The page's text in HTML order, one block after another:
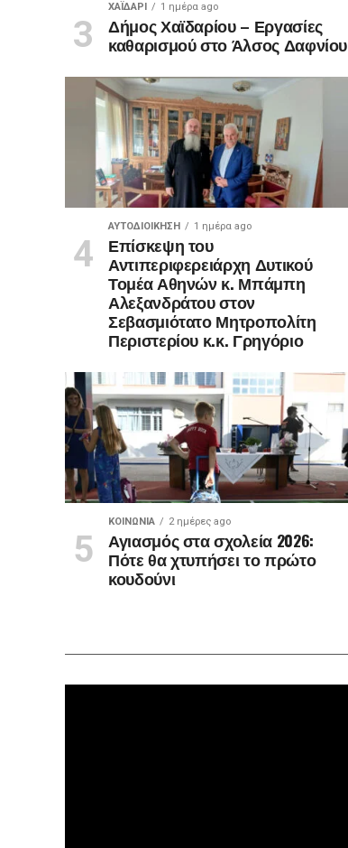
ΧΑΪΔΑΡΙ 1 ημέρα ago
Δήμος Χαϊδαρίου – Εργασίες
καθαρισμού στο Άλσος Δαφνίου
ΑΥΤΟΔΙΟΊΚΗΣΗ 1 ημέρα ago
Επίσκεψη του
Αντιπεριφερειάρχη Δυτικού
Τομέα Αθηνών κ. Μπάμπη
Αλεξανδράτου στον
Σεβασμιότατο Μητροπολίτη
Περιστερίου κ.κ. Γρηγόριο
ΚΟΙΝΩΝΊΑ 2 ημέρες ago
Αγιασμός στα σχολεία 2026:
Πότε θα χτυπήσει το πρώτο
κουδούνι